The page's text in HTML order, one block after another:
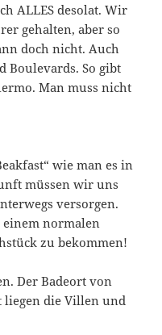
ALLES desolat. Wir
gehalten, aber so
doch nicht. Auch
Boulevards. So gibt
Man muss nicht
wie man es in
müssen wir uns
versorgen.
einem normalen
zu bekommen!
Der Badeort von
liegen die Villen und